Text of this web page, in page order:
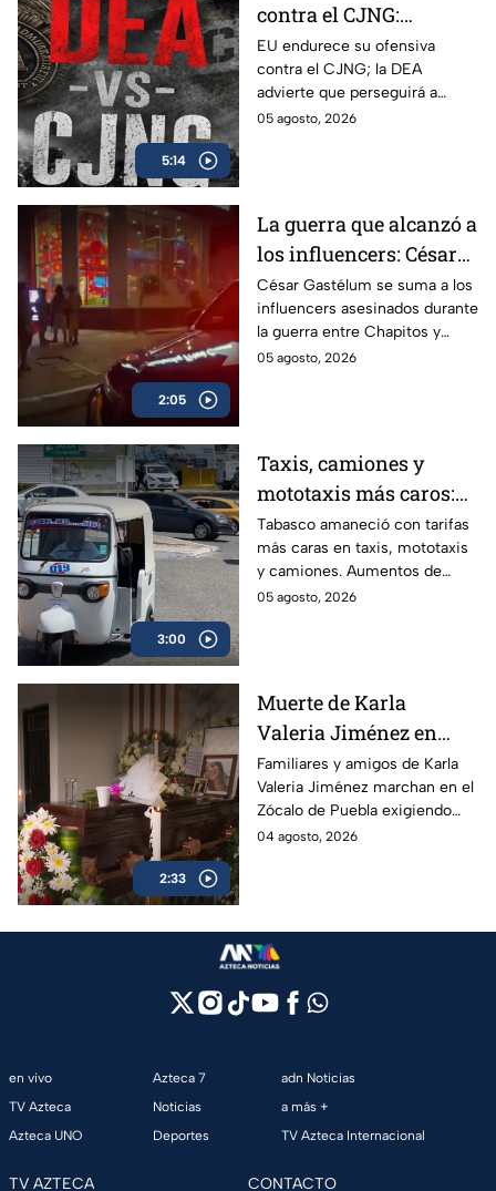
5:14
contra el CJNG:
advierte que también
irá por políticos que
protejan al cártel
EU endurece su ofensiva
contra el CJNG; la DEA
advierte que perseguirá a
políticos que protejan al cártel
05 agosto, 2026
2:05
La guerra que alcanzó a
los influencers: César
Gastélum se suma a
lista de asesinados
entre guerra de
Chapitos-Mayiza
César Gastélum se suma a los
influencers asesinados durante
la guerra entre Chapitos y
Mayiza; conoce los casos
05 agosto, 2026
3:00
Taxis, camiones y
mototaxis más caros:
Tabasco eleva hasta
20% las tarifas del
transporte público
Tabasco amaneció con tarifas
más caras en taxis, mototaxis
y camiones. Aumentos de
hasta 20% golpean el bolsillo
acondicionado.
05 agosto, 2026
2:33
Muerte de Karla
Valeria Jiménez en
Puebla: familiares
denuncian violencia y
tráfico de influencias
en Fiscalía
Familiares y amigos de Karla
Valeria Jiménez marchan en el
Zócalo de Puebla exigiendo
justicia. Denuncian signos de
04 agosto, 2026
en vivo
TV Azteca
Azteca UNO
Azteca 7
Noticias
Deportes
adn Noticias
a más +
TV Azteca Internacional
TV AZTECA CONTACTO